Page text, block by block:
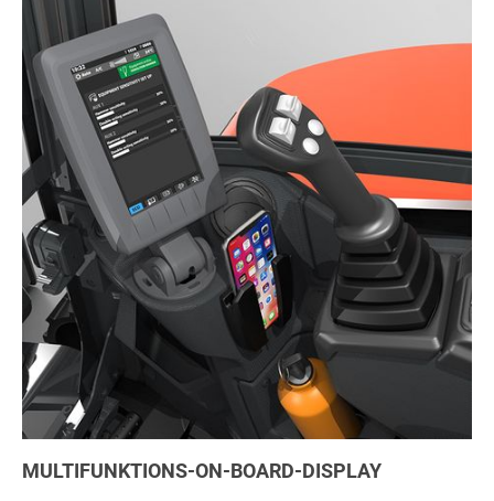
MULTIFUNKTIONS-ON-BOARD-DISPLAY